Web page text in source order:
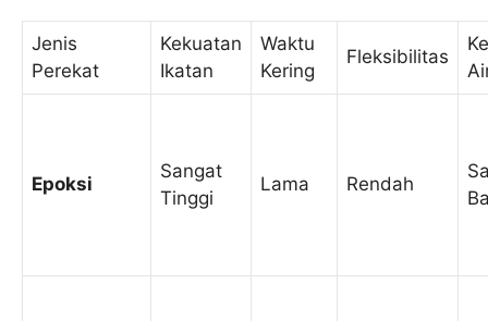
Jenis
Perekat
Kekuatan
Ikatan
Waktu
Kering
Fleksibilitas
Epoksi
Sangat
Tinggi
Lama Rendah